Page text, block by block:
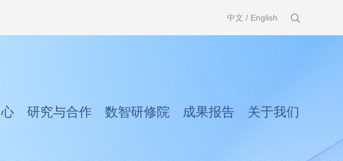
中文 / English
研究与合作 数智研修院 成果报告 关于我们